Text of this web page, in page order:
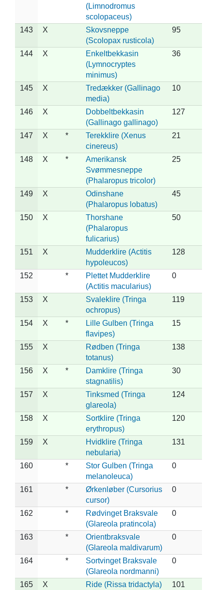
(Limnodromus
scolopaceus)
143 X
Skovsneppe
(Scolopax rusticola)
95
144 X
Enkeltbekkasin
(Lymnocryptes
minimus)
36
145 X
Tredækker (Gallinago
media)
10
146 X
Dobbeltbekkasin
(Gallinago gallinago)
127
147 X *
Terekklire (Xenus
cinereus)
21
148 X *
Amerikansk
Svømmesneppe
(Phalaropus tricolor)
25
149 X
Odinshane
(Phalaropus lobatus)
45
150 X
Thorshane
(Phalaropus
fulicarius)
50
151 X
Mudderklire (Actitis
hypoleucos)
128
152 *
Plettet Mudderklire
(Actitis macularius)
0
153 X
Svaleklire (Tringa
ochropus)
119
154 X *
Lille Gulben (Tringa
flavipes)
15
155 X
Rødben (Tringa
totanus)
138
156 X *
Damklire (Tringa
stagnatilis)
30
157 X
Tinksmed (Tringa
glareola)
124
158 X
Sortklire (Tringa
erythropus)
120
159 X
Hvidklire (Tringa
nebularia)
131
160 *
Stor Gulben (Tringa
melanoleuca)
0
161 *
Ørkenløber (Cursorius
cursor)
0
162 *
Rødvinget Braksvale
(Glareola pratincola)
0
163 *
Orientbraksvale
(Glareola maldivarum)
0
164 *
Sortvinget Braksvale
(Glareola nordmanni)
0
165 X Ride (Rissa tridactyla)
101